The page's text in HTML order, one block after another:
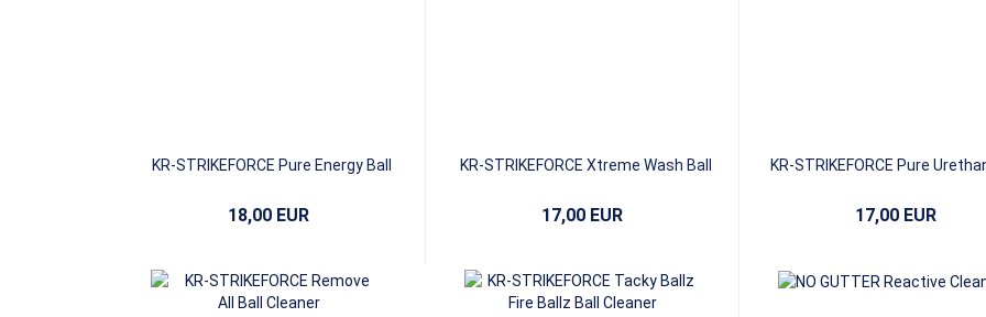
KR-STRIKEFORCE Pure Energy Ball
18,00 EUR
KR-STRIKEFORCE Xtreme Wash Ball
17,00 EUR
KR-STRIKEFORCE Pure
17,00 EUR